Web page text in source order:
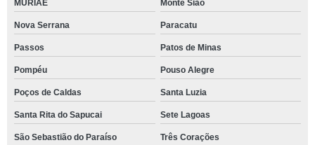
MURIAÉ Monte Sião
Nova Serrana Paracatu
Passos Patos de Minas
Pompéu Pouso Alegre
Poços de Caldas Santa Luzia
Santa Rita do Sapucai Sete Lagoas
São Sebastião do Paraíso Três Corações